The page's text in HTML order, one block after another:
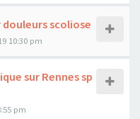
douleurs scoliose
10:30 pm
sur Rennes sp
pm